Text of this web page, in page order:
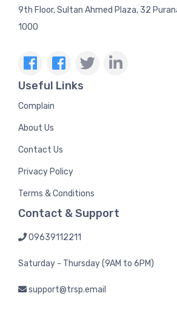
9th Floor, Sultan Ahmed Plaza, 32
1000
Useful Links
Complain
About Us
Contact Us
Privacy Policy
Terms & Conditions
Contact & Support
09639112211
Saturday - Thursday (9AM to 6PM)
support@trsp.email